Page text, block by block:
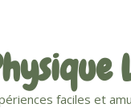
faciles et